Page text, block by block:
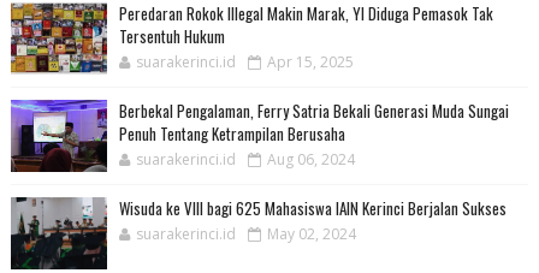
Peredaran Rokok Illegal Makin Marak, YI Diduga Pemasok Tak
Tersentuh Hukum
suarakerinci.id Apr 15, 2025
Berbekal Pengalaman, Ferry Satria Bekali Generasi Muda Sungai
Penuh Tentang Ketrampilan Berusaha
suarakerinci.id Aug 06, 2024
Wisuda ke VIII bagi 625 Mahasiswa IAIN Kerinci Berjalan Sukses
suarakerinci.id May 02, 2024